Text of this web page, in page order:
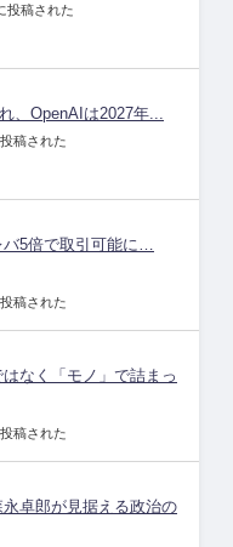
投稿された
、OpenAIは2027年...
稿された
バ5倍で取引可能に…
稿された
なく「モノ」で詰まっ
稿された
卓郎が見据える政治の